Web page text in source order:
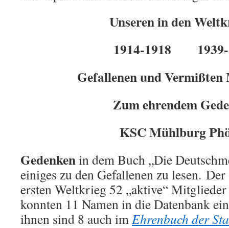
Unseren in den
1914-1918 1939-
Gefallenen und
Zum ehrendem
KSC Mühlburg
Gedenkenin dem Buch „Die
einiges zu den Gefallenen zu lesen.
ersten Weltkrieg 52 „aktive“
konnten 11 Namen in die Datenbank
ihnen sind 8 auch imEhrenbuch der